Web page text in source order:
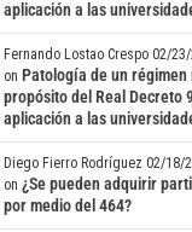
aplicación a las
Fernando Lostao Crespo 02/
on Patología de un
propósito del Real Decreto
aplicación a las
Diego Fierro Rodríguez 02/18/
on ¿Se pueden adquirir
por medio del 464?